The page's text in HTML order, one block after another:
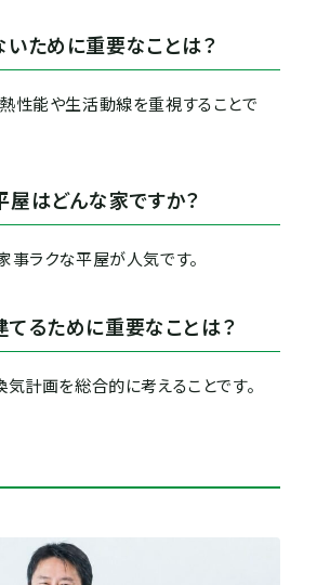
ために重要なことは？
性能や生活動線を重視することで
はどんな家ですか？
事ラクな平屋が人気です。
るために重要なことは？
気計画を総合的に考えることです。